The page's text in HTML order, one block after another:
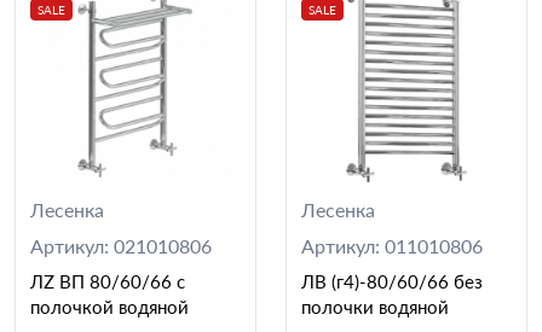
SALE
Лесенка
Артикул: 021010806
ЛZ ВП 80/60/66 с
полочкой водяной
SALE
Лесенка
Артикул: 011010806
ЛВ (г4)-80/60/66 без
полочки водяной